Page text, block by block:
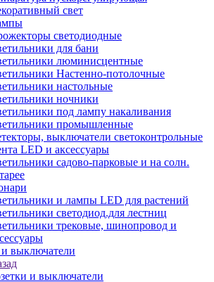
свет
светодиодные
для бани
люминисцентные
Настенно-потолочные
настольные
ночники
под лампу накаливания
промышленные
выключатели светоконтрольные
LED и аксессуары
садово-парковые и на солн.
и лампы LED для растений
светодиод.для лестниц
трековые, шинопровод и
и выключатели
и выключатели